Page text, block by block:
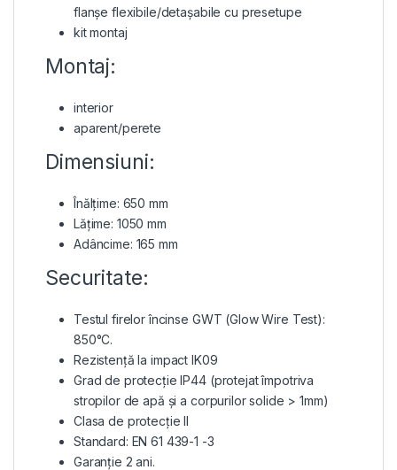
flanșe flexibile/detașabile cu presetupe
kit montaj
Montaj:
interior
aparent/perete
Dimensiuni:
Înălțime: 650 mm
Lățime: 1050 mm
Adâncime: 165 mm
Securitate:
Testul firelor încinse GWT (Glow Wire Test):
850°C.
Rezistență la impact IK09
Grad de protecție IP44 (protejat împotriva
stropilor de apă și a corpurilor solide > 1mm)
Clasa de protecție II
Standard: EN 61 439-1 -3
Garanție 2 ani.